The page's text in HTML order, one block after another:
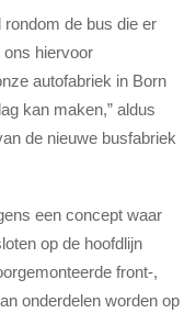
rondom de bus die er
ons hiervoor
autofabriek in Born
kan maken,” aldus
de nieuwe busfabriek
een concept waar
op de hoofdlijn
front-,
onderdelen worden op